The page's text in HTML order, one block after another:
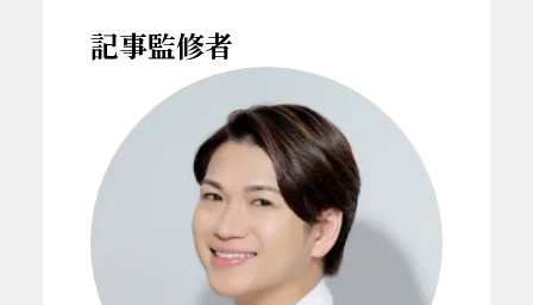
記事監修者